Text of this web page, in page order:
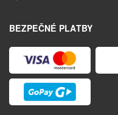
BEZPEČNÉ PLATBY